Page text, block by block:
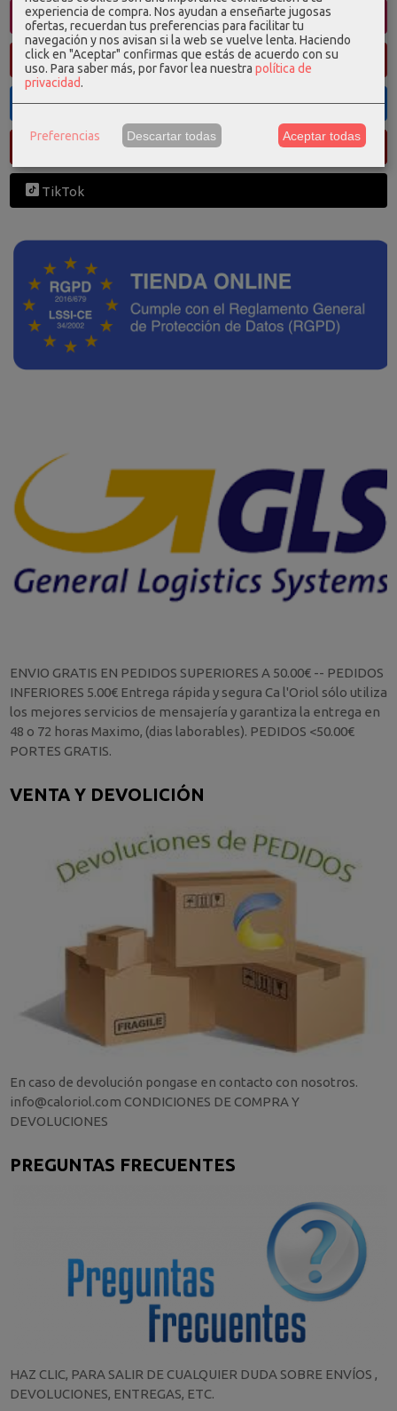
Instagram
Pinterest
Facebook
TikTok
ENVIO GRATIS EN PEDIDOS SUPERIORES A 50.00€ -- PEDIDOS
INFERIORES 5.00€ Entrega rápida y segura Ca l'Oriol sólo utiliza
los mejores servicios de mensajería y garantiza la entrega en
48 o 72 horas Maximo, (dias laborables). PEDIDOS <50.00€
PORTES GRATIS.
VENTA Y DEVOLICIÓN
En caso de devolución pongase en contacto con nosotros.
info@caloriol.com CONDICIONES DE COMPRA Y
DEVOLUCIONES
PREGUNTAS FRECUENTES
HAZ CLIC, PARA SALIR DE CUALQUIER DUDA SOBRE ENVÍOS ,
DEVOLUCIONES, ENTREGAS, ETC.
experiencia de compra. Nos ayudan a enseñarte jugosas
ofertas, recuerdan tus preferencias para facilitar tu
navegación y nos avisan si la web se vuelve lenta. Haciendo
click en "Aceptar" confirmas que estás de acuerdo con su
uso. Para saber más, por favor lea nuestra política de
privacidad.
Preferencias Descartar todas Aceptar todas